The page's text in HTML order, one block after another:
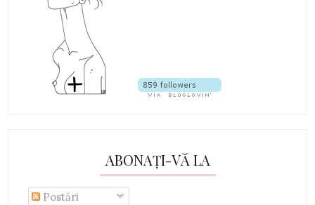
ABONAȚI-VĂ LA
Postări